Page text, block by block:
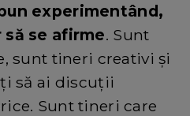
experimentând,
se afirme. Sunt
sunt tineri creativi și
să ai discuții
Sunt tineri care